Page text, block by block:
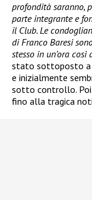
profondità saranno,
parte integrante e
il Club. Le
di Franco Baresi
stesso in un’ora così
stato sottoposto a
e inizialmente
sotto controllo.
fino alla tragica